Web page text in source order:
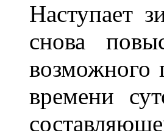
Наступает
снова
возможного
времени